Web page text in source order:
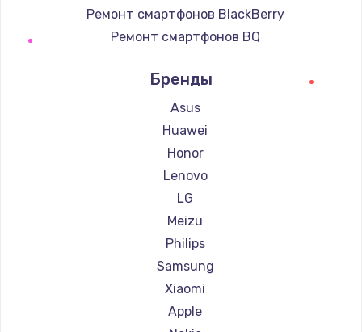
Ремонт смартфонов BlackBerry
Ремонт смартфонов BQ
Ремонт смартфонов Digma
Ремонт смартфонов Ginzzu
Ремонт смартфонов Highscreen
Ремонт смартфонов Irbis
Ремонт смартфонов Kyocera
Ремонт смартфонов LeEco
Ремонт смартфонов OnePlus
Ремонт смартфонов teXet
Ремонт смартфонов Motorola
Ремонт смартфонов Prestigio
Ремонт смартфонов Vertex
Бренды
Asus
Huawei
Honor
Lenovo
LG
Meizu
Philips
Samsung
Xiaomi
Apple